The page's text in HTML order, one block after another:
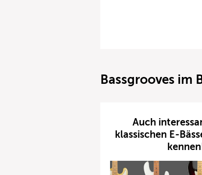
Bassgrooves im
Auch
klassischen E-